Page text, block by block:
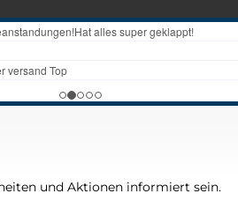
und Aktionen informiert sein.